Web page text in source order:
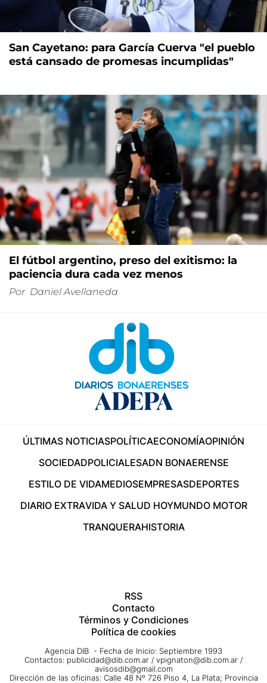
San Cayetano: para García Cuerva "el pueblo
está cansado de promesas incumplidas"
El fútbol argentino, preso del exitismo: la
paciencia dura cada vez menos
Por Daniel Avellaneda
ÚLTIMAS NOTICIASPOLÍTICAECONOMÍAOPINIÓN
SOCIEDADPOLICIALESADN BONAERENSE
ESTILO DE VIDAMEDIOSEMPRESASDEPORTES
DIARIO EXTRAVIDA Y SALUD HOYMUNDO MOTOR
TRANQUERAHISTORIA
RSS
Contacto
Términos y Condiciones
Política de cookies
Agencia DIB - Fecha de Inicio: Septiembre 1993
Contactos: publicidad@dib.com.ar / vpignaton@dib.com.ar /
avisosdib@gmail.com
Dirección de las oficinas: Calle 48 Nº 726 Piso 4, La Plata; Provincia